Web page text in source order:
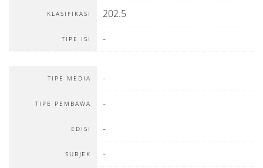
KLASIFIKASI 202.5
TIPE ISI -
TIPE MEDIA -
TIPE PEMBAWA -
EDISI -
SUBJEK -